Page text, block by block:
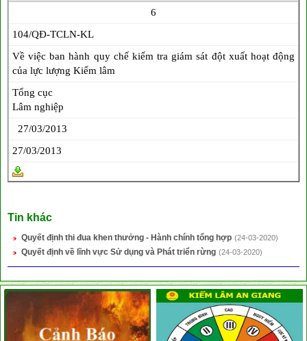
6
104/QĐ-TCLN-KL
Về việc ban hành quy chế kiểm tra giám sát đột xuất hoạt động
của lực lượng Kiểm lâm
Tổng cục
Lâm nghiệp
27/03/2013
27/03/2013
Tin khác
Quyết định thi đua khen thưởng - Hành chính tổng hợp (24-03-2020)
Quyết định về lĩnh vực Sử dụng và Phát triển rừng (24-03-2020)